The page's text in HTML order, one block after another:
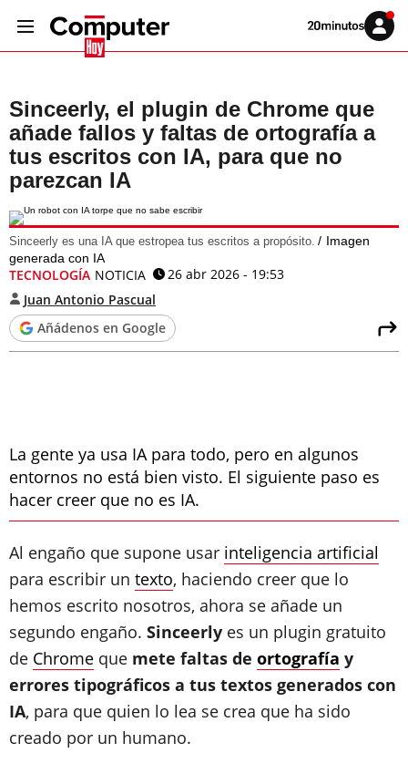
Volver
Iniciar
sesión
Sinceerly, el plugin de Chrome que
añade fallos y faltas de ortografía a
tus escritos con IA, para que no
parezcan IA
Sinceerly es una IA que estropea tus escritos a propósito.
Imagen
generada con IA
TECNOLOGÍA NOTICIA
26 abr 2026 - 19:53
Juan Antonio Pascual
Añádenos en Google
La gente ya usa IA para todo, pero en algunos
entornos no está bien visto. El siguiente paso es
hacer creer que no es IA.
Al engaño que supone usar inteligencia artificial
para escribir un texto, haciendo creer que lo
hemos escrito nosotros, ahora se añade un
segundo engaño. Sinceerly es un plugin gratuito
de Chrome que mete faltas de ortografía y
errores tipográficos a tus textos generados con
IA, para que quien lo lea se crea que ha sido
creado por un humano.